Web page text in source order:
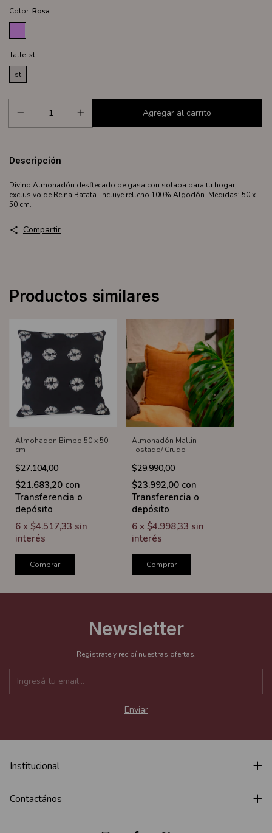
Color: Rosa
Talle: st
st
Descripción
Divino Almohadón desflecado de gasa con solapa para tu hogar,
exclusivo de Reina Batata. Incluye relleno 100% Algodón. Medidas: 50 x
50 cm.
Compartir
Productos similares
Almohadon Bimbo 50 x 50
cm
$27.104,00
$21.683,20 con
Transferencia o
depósito
6 x $4.517,33 sin
interés
Comprar
Almohadón Mallin
Tostado/ Crudo
$29.990,00
$23.992,00 con
Transferencia o
depósito
6 x $4.998,33 sin
interés
Comprar
Newsletter
Registrate y recibí nuestras ofertas.
Institucional
Contactános